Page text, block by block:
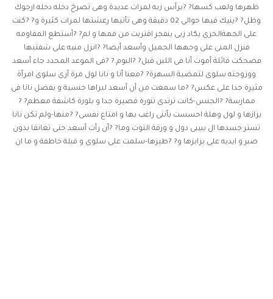
ظهرها ولعب كسها? ?برأس زبه لمرات عديدة وهى تصرخ دخله دخله ارجوك
وظل? ?ينيك فيها حوالى 02 دقيقة وهى تأتيها رعشتها لمرات كثيرة و? ?كنت
على الجهةالخرى يكاد زبى ينفجر اقتربت من فمها و لم? ?أستطع المقاومه
فنزل المنى على وجهها الجميل وأسعد أيضا? ?انزل منيه على شفتيها
فضحكت قائلة أموت أنا فى اللبن قبل? ?النوم.? ?فى الموعد المحدد جاء أسعد
ووزوجته سلوى لتمضية السهرة? ?معنا أنا و نانا لول مرة أرى سلوى امرأة
مثيرة جدا على عكس? ?ما سمعت من أن أسعد ليراها جنسية و يفضل نانا فى
ممارسة? ?الجنس-كانت ترتدى تنورة قصيرة جدا و بلوزة كاشفة معظم? ?
بزازها و لول وهلة احسست بأننى راغب بها و امتاع نفسى? ?منها-ولم تكن نانا
تستر جسدها ال ببيبى دول و ورقة التوت وما? ?أن رأت أسعد حتى تعانقا بدون
صبر و ايديه على بزابزها و? ?طيزها-سلمت على سلوى و قبلة خاطفة و ما ان